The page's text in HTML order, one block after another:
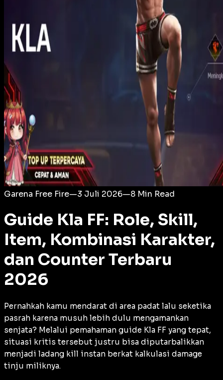
Garena Free Fire—3 Juli 2026—8 Min Read
Guide Kla FF: Role, Skill,
Item, Kombinasi Karakter,
dan Counter Terbaru
2026
Pernahkah kamu mendarat di area padat lalu seketika
pasrah karena musuh lebih dulu mengamankan
senjata? Melalui pemahaman guide Kla FF yang tepat,
situasi kritis tersebut justru bisa diputarbalikkan
menjadi ladang kill instan berkat kalkulasi damage
tinju miliknya.